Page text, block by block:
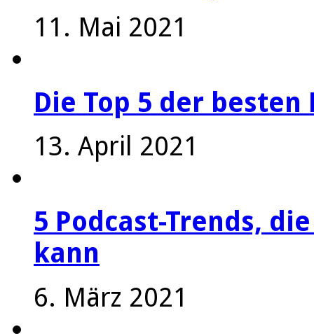
11. Mai 2021
Die Top 5 der besten
13. April 2021
5 Podcast-Trends,
kann
6. März 2021